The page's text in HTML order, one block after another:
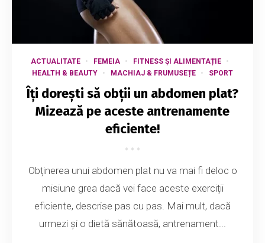
ACTUALITATE FEMEIA
FITNESS ȘI ALIMENTAȚIE
HEALTH & BEAUTY
MACHIAJ & FRUMUSEȚE SPORT
Îți dorești să obții un abdomen plat?
Mizează pe aceste antrenamente
eficiente!
Obținerea unui abdomen plat nu va mai fi deloc o
misiune grea dacă vei face aceste exerciții
eficiente, descrise pas cu pas. Mai mult, dacă
urmezi și o dietă sănătoasă, antrenament...